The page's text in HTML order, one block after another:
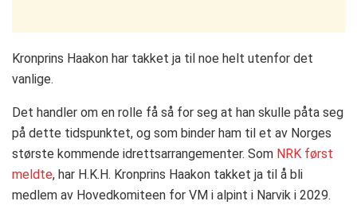
Kronprins Haakon har takket ja til noe helt utenfor det
vanlige.
Det handler om en rolle få så for seg at han skulle påta seg
på dette tidspunktet, og som binder ham til et av Norges
største kommende idrettsarrangementer. Som NRK først
meldte, har H.K.H. Kronprins Haakon takket ja til å bli
medlem av Hovedkomiteen for VM i alpint i Narvik i 2029.